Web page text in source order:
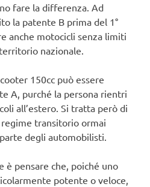
fare la differenza. Ad
la patente B prima del 1°
anche motocicli senza limiti
nazionale.
150cc può essere
A, purché la persona rientri
all’estero. Si tratta però di
transitorio ormai
degli automobilisti.
pensare che, poiché uno
potente o veloce,